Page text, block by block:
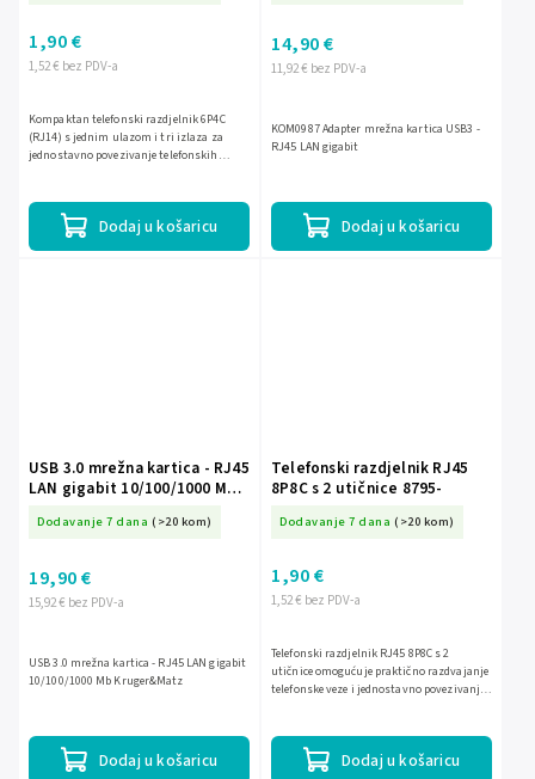
1,52 € bez PDV-a
1,90 €
Dodaj u košaricu
Kompaktan telefonski razdjelnik 6P4C
(RJ14) s jednim ulazom i tri izlaza za
jednostavno povezivanje telefonskih
11,92 € bez PDV-a
14,90 €
Dodaj u košaricu
KOM0987 Adapter mrežna kartica USB3 -
RJ45 LAN gigabit
USB 3.0 mrežna kartica - RJ45
LAN gigabit 10/100/1000 Mb
Dodavanje 7 dana (>20 kom)
15,92 € bez PDV-a
19,90 €
Dodaj u košaricu
USB 3.0 mrežna kartica - RJ45 LAN gigabit
10/100/1000 Mb Kruger&Matz
Telefonski razdjelnik RJ45
8P8C s 2 utičnice 8795-
Dodavanje 7 dana (>20 kom)
1,52 € bez PDV-a
1,90 €
Dodaj u košaricu
Telefonski razdjelnik RJ45 8P8C s 2
utičnice omogućuje praktično razdvajanje
telefonske veze i jednostavno povezivanje